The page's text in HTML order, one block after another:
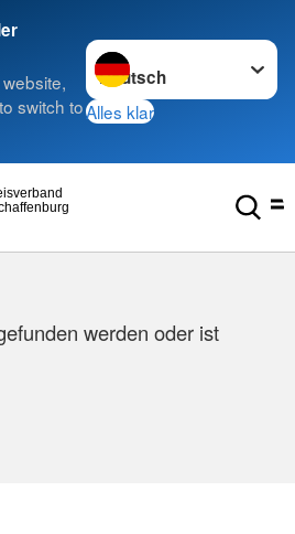
switch to
Sprache wechseln zu
Alles klar
werden oder ist